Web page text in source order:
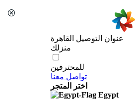
عنوان التوصيل القاهرة
منزلك
للمحترفين
تواصل معنا
اختر المتجر
Egypt